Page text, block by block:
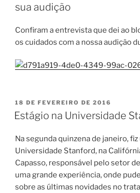
sua audição
Confiram a entrevista que dei ao
os cuidados com a nossa audição
PUBLICADO
EM
18 DE FEVEREIRO DE 2016
Estágio na Universidade
Na segunda quinzena de janeiro,
Universidade Stanford, na
Capasso, responsável pelo setor
uma grande experiência, onde
sobre as últimas novidades no